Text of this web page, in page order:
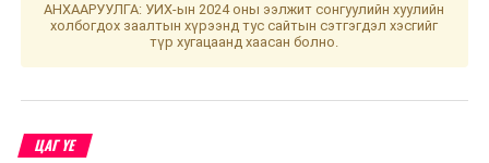
АТГ: Төрийн байгууллагуудын 2024 оны худалдан авах
ажиллагааны төлөвлөгөөнд дүн шинжилгээ хийв
АНХААРУУЛГА: УИХ-ын 2024 оны ээлжит сонгуулийн хуулийн
холбогдох заалтын хүрээнд тус сайтын сэтгэгдэл хэсгийг
түр хугацаанд хаасан болно.
ЦАГ ҮЕ